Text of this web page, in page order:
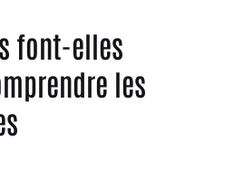
font-elles
les